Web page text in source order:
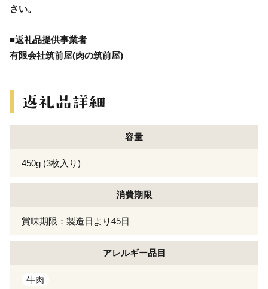
さい。
■返礼品提供事業者
有限会社筑前屋(肉の筑前屋)
容量
450g (3枚入り)
消費期限
賞味期限：製造日より45日
アレルギー品目
牛肉